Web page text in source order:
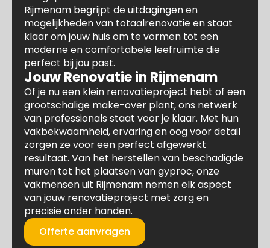
Rijmenam begrijpt de uitdagingen en
mogelijkheden van totaalrenovatie en staat
klaar om jouw huis om te vormen tot een
moderne en comfortabele leefruimte die
perfect bij jou past.
Jouw Renovatie in Rijmenam
Of je nu een klein renovatieproject hebt of een
grootschalige make-over plant, ons netwerk
van professionals staat voor je klaar. Met hun
vakbekwaamheid, ervaring en oog voor detail
zorgen ze voor een perfect afgewerkt
resultaat. Van het herstellen van beschadigde
muren tot het plaatsen van gyproc, onze
vakmensen uit Rijmenam nemen elk aspect
van jouw renovatieproject met zorg en
precisie onder handen.
Offerte aanvragen